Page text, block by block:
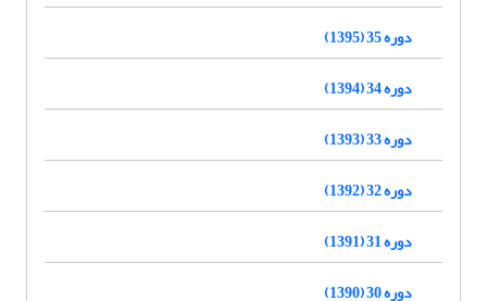
دوره 35 (1395)
دوره 34 (1394)
دوره 33 (1393)
دوره 32 (1392)
دوره 31 (1391)
دوره 30 (1390)